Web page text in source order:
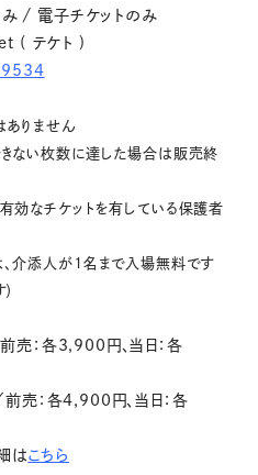
み / 電子チケットのみ
( テケト )
ありません
ない枚数に達した場合は販売終
効なチケットを有している保護者
介添人が1名まで入場無料です
前売：各3,900円、当日：各
／前売：各4,900円、当日：各
はこちら